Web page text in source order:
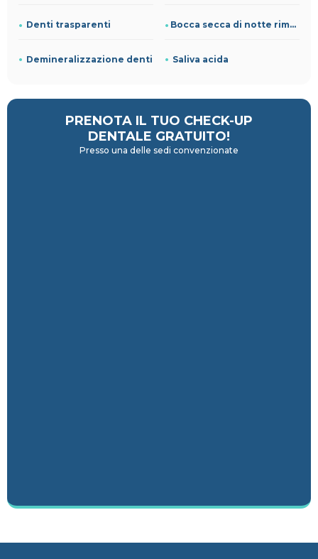
Denti trasparenti Bocca secca di notte rimedi naturali
Demineralizzazione denti Saliva acida
PRENOTA IL TUO CHECK-UP
DENTALE GRATUITO!
Presso una delle sedi convenzionate